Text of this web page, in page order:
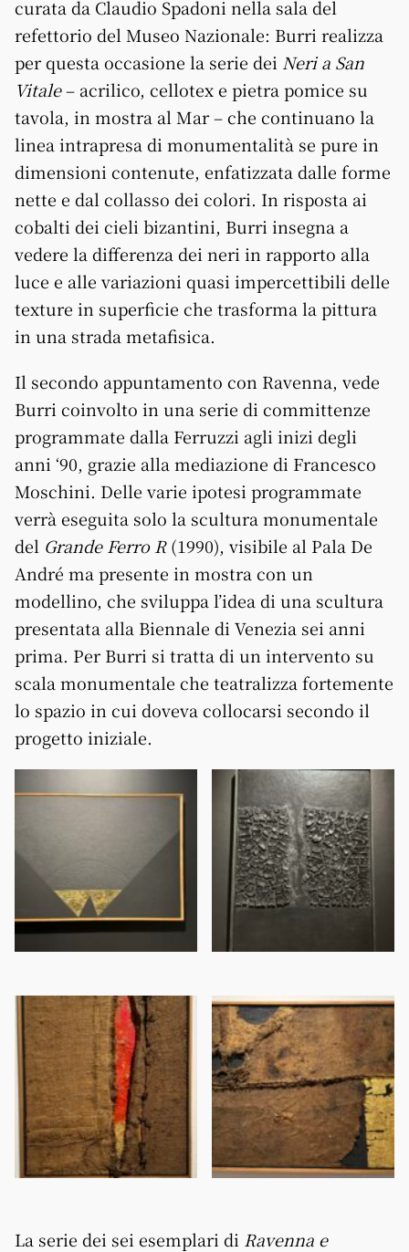
curata da Claudio Spadoni nella sala del
refettorio del Museo Nazionale: Burri realizza
per questa occasione la serie dei Neri a San
Vitale– acrilico, cellotex e pietra pomice su
tavola, in mostra al Mar – che continuano la
linea intrapresa di monumentalità se pure in
dimensioni contenute, enfatizzata dalle forme
nette e dal collasso dei colori. In risposta ai
cobalti dei cieli bizantini, Burri insegna a
vedere la differenza dei neri in rapporto alla
luce e alle variazioni quasi impercettibili delle
texture in superficie che trasforma la pittura
in una strada metafisica.
Il secondo appuntamento con Ravenna, vede
Burri coinvolto in una serie di committenze
programmate dalla Ferruzzi agli inizi degli
anni ‘90, grazie alla mediazione di Francesco
Moschini. Delle varie ipotesi programmate
verrà eseguita solo la scultura monumentale
del Grande Ferro R(1990), visibile al Pala De
André ma presente in mostra con un
modellino, che sviluppa l’idea di una scultura
presentata alla Biennale di Venezia sei anni
prima. Per Burri si tratta di un intervento su
scala monumentale che teatralizza fortemente
lo spazio in cui doveva collocarsi secondo il
progetto iniziale.
La serie dei sei esemplari di Ravenna e